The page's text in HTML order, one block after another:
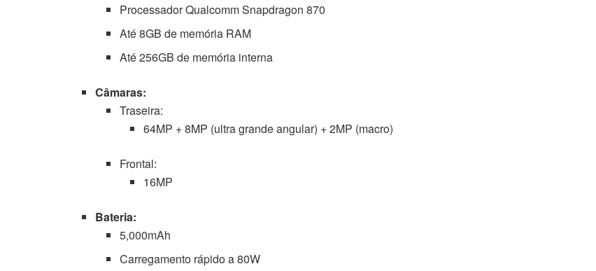
Processador Qualcomm Snapdragon 870
Até 8GB de memória RAM
Até 256GB de memória interna
Câmaras:
Traseira:
64MP + 8MP (ultra grande angular) + 2MP (macro)
Frontal:
16MP
Bateria:
5,000mAh
Carregamento rápido a 80W